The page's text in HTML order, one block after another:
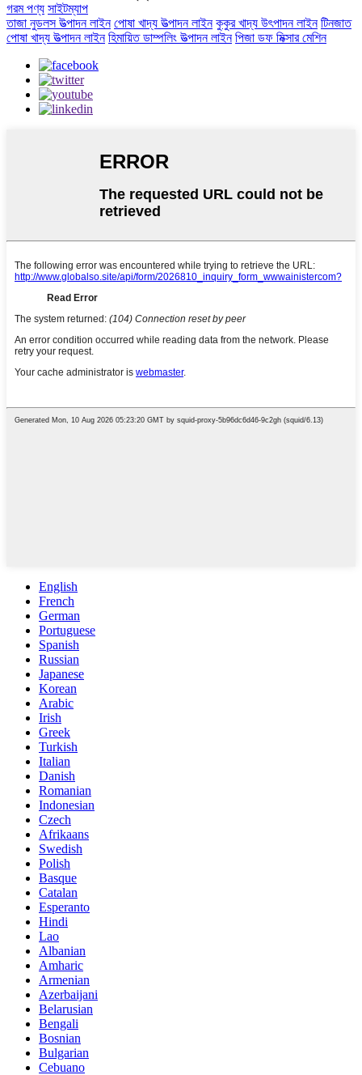
গরম পণ্য সাইটম্যাপ
তাজা নুডলস উত্পাদন লাইন পোষা খাদ্য উত্পাদন লাইন কুকুর খাদ্য উৎপাদন লাইন টিনজাত
পোষা খাদ্য উত্পাদন লাইন হিমায়িত ডাম্পলিং উত্পাদন লাইন পিজা ডফ মিক্সার মেশিন
English
French
German
Portuguese
Spanish
Russian
Japanese
Korean
Arabic
Irish
Greek
Turkish
Italian
Danish
Romanian
Indonesian
Czech
Afrikaans
Swedish
Polish
Basque
Catalan
Esperanto
Hindi
Lao
Albanian
Amharic
Armenian
Azerbaijani
Belarusian
Bengali
Bosnian
Bulgarian
Cebuano